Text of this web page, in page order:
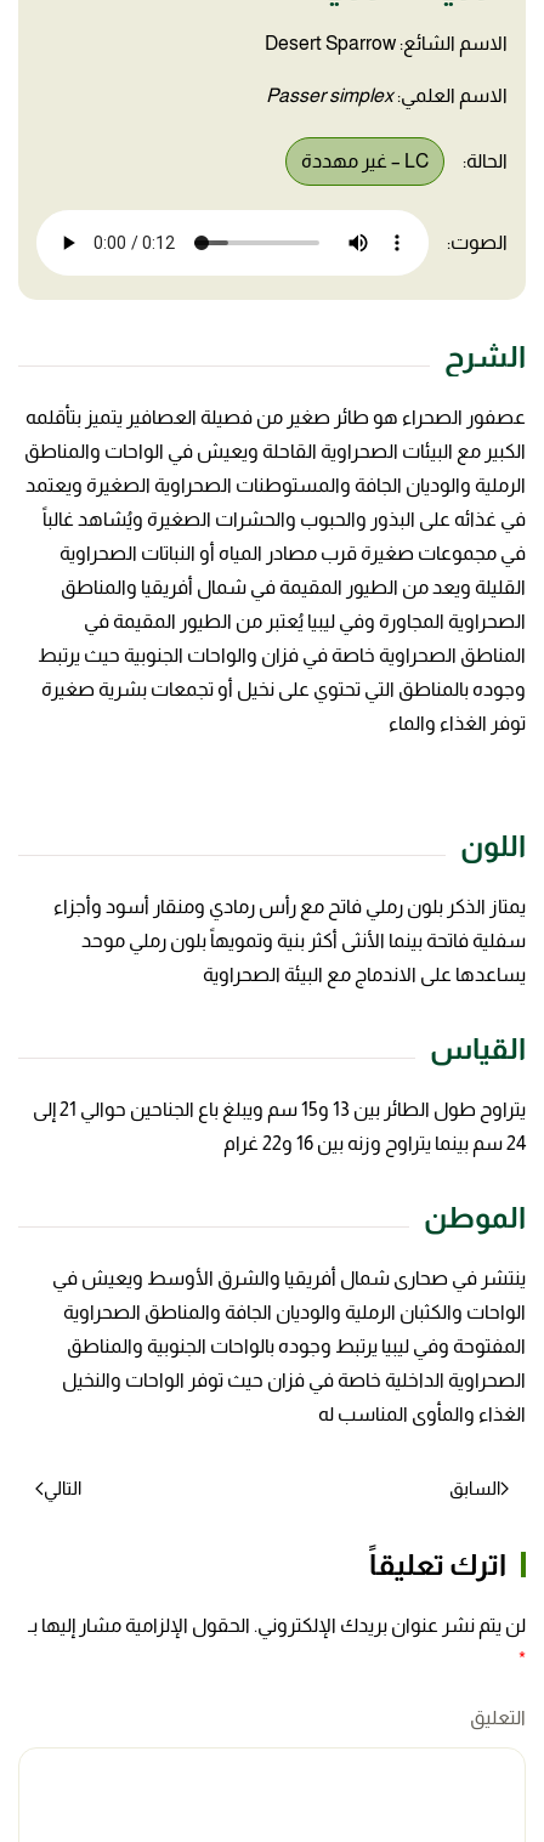
الاسم الشائع: Desert Sparrow
الاسم العلمي:Passer simplex
الحالة: LC – غير مهددة
الصوت:
الشرح
عصفور الصحراء هو طائر صغير من فصيلة العصافير يتميز بتأقلمه
الكبير مع البيئات الصحراوية القاحلة ويعيش في الواحات والمناطق
الرملية والوديان الجافة والمستوطنات الصحراوية الصغيرة ويعتمد
في غذائه على البذور والحبوب والحشرات الصغيرة ويُشاهد غالباً
في مجموعات صغيرة قرب مصادر المياه أو النباتات الصحراوية
القليلة ويعد من الطيور المقيمة في شمال أفريقيا والمناطق
الصحراوية المجاورة وفي ليبيا يُعتبر من الطيور المقيمة في
المناطق الصحراوية خاصة في فزان والواحات الجنوبية حيث يرتبط
وجوده بالمناطق التي تحتوي على نخيل أو تجمعات بشرية صغيرة
توفر الغذاء والماء
اللون
يمتاز الذكر بلون رملي فاتح مع رأس رمادي ومنقار أسود وأجزاء
سفلية فاتحة بينما الأنثى أكثر بنية وتمويهاً بلون رملي موحد
يساعدها على الاندماج مع البيئة الصحراوية
القياس
يتراوح طول الطائر بين 13 و15 سم ويبلغ باع الجناحين حوالي 21 إلى
24 سم بينما يتراوح وزنه بين 16 و22 غرام
الموطن
ينتشر في صحارى شمال أفريقيا والشرق الأوسط ويعيش في
الواحات والكثبان الرملية والوديان الجافة والمناطق الصحراوية
المفتوحة وفي ليبيا يرتبط وجوده بالواحات الجنوبية والمناطق
الصحراوية الداخلية خاصة في فزان حيث توفر الواحات والنخيل
الغذاء والمأوى المناسب له
السابق التالي
اترك تعليقاً
لن يتم نشر عنوان بريدك الإلكتروني. الحقول الإلزامية مشار إليها بـ
*
التعليق